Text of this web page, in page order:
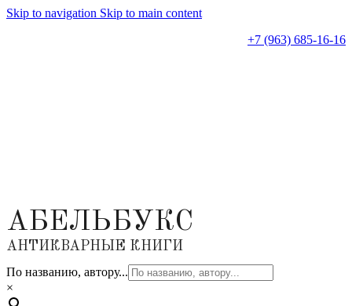
Skip to navigation Skip to main content
+7 (963) 685-16-16
АБЕЛЬБУКС
АНТИКВАРНЫЕ КНИГИ
По названию, автору...
×